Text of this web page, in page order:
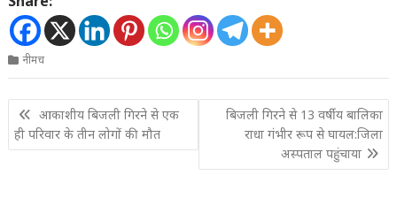
नीमच
Post
navigation
आकाशीय बिजली गिरने से एक
ही परिवार के तीन लोगों की मौत
बिजली गिरने से 13 वर्षीय बालिका
राधा गंभीर रूप से घायल:जिला
अस्पताल पहुंचाया